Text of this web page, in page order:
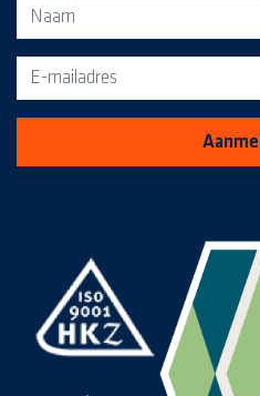
Aanmeldformulier